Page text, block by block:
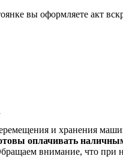
вы оформляете акт
и хранения
оплачивать
внимание, что при